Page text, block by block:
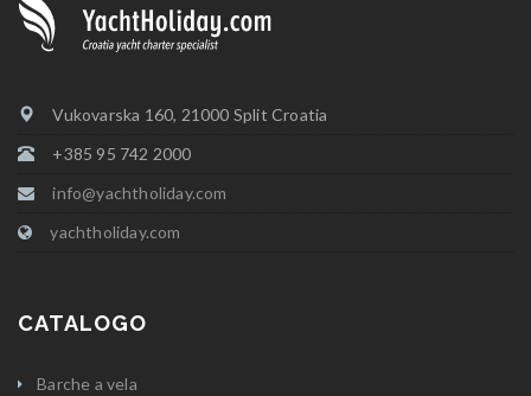
Vukovarska 160, 21000 Split Croatia
+385 95 742 2000
info@yachtholiday.com
yachtholiday.com
CATALOGO
Barche a vela